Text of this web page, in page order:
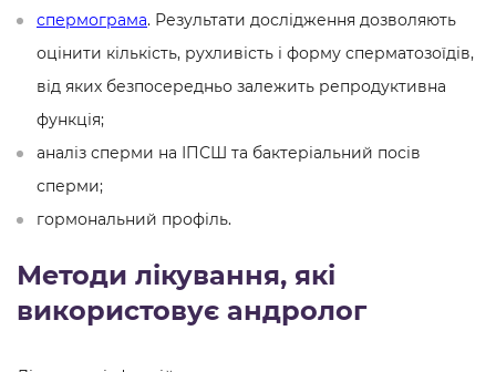
спермограма. Результати дослідження дозволяють
оцінити кількість, рухливість і форму сперматозоїдів,
від яких безпосередньо залежить репродуктивна
функція;
аналіз сперми на ІПСШ та бактеріальний посів
сперми;
гормональний профіль.
Методи лікування, які
використовує андролог